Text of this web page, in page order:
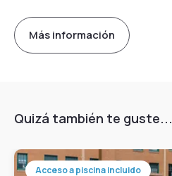
Más información
Quizá también te guste...
Acceso a piscina incluido